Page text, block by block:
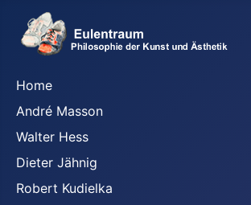
Home
André Masson
Walter Hess
Dieter Jähnig
Robert Kudielka